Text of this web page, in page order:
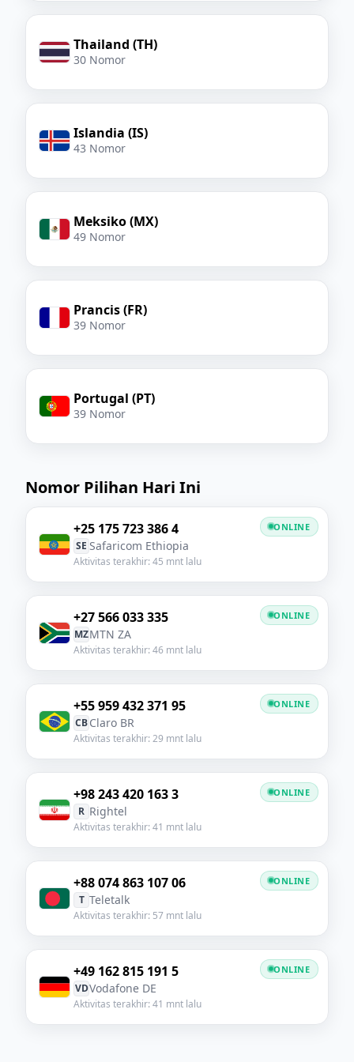
Thailand (TH)
30 Nomor
Islandia (IS)
43 Nomor
Meksiko (MX)
49 Nomor
Prancis (FR)
39 Nomor
Portugal (PT)
39 Nomor
Nomor Pilihan Hari Ini
+25 175 723 386 4
SE Safaricom Ethiopia
Aktivitas terakhir: 45 mnt lalu
ONLINE
+27 566 033 335
MZMTN ZA
Aktivitas terakhir: 46 mnt lalu
ONLINE
+55 959 432 371 95
CBClaro BR
Aktivitas terakhir: 29 mnt lalu
ONLINE
+98 243 420 163 3
R Rightel
Aktivitas terakhir: 41 mnt lalu
ONLINE
+88 074 863 107 06
T Teletalk
Aktivitas terakhir: 57 mnt lalu
ONLINE
+49 162 815 191 5
VDVodafone DE
Aktivitas terakhir: 41 mnt lalu
ONLINE